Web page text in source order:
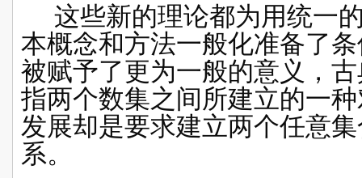
这些新的理论都为用统一
本概念和方法一般化准备了
被赋予了更为一般的意义，
指两个数集之间所建立的一
发展却是要求建立两个任意
系。